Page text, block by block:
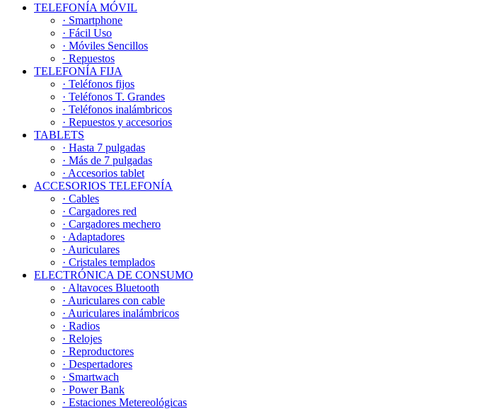
TELEFONÍA MÓVIL
· Smartphone
· Fácil Uso
· Móviles Sencillos
· Repuestos
TELEFONÍA FIJA
· Teléfonos fijos
· Teléfonos T. Grandes
· Teléfonos inalámbricos
· Repuestos y accesorios
TABLETS
· Hasta 7 pulgadas
· Más de 7 pulgadas
· Accesorios tablet
ACCESORIOS TELEFONÍA
· Cables
· Cargadores red
· Cargadores mechero
· Adaptadores
· Auriculares
· Cristales templados
ELECTRÓNICA DE CONSUMO
· Altavoces Bluetooth
· Auriculares con cable
· Auriculares inalámbricos
· Radios
· Relojes
· Reproductores
· Despertadores
· Smartwach
· Power Bank
· Estaciones Metereológicas